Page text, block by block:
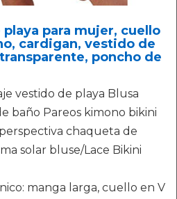
para mujer, cuello
cardigan, vestido de
poncho de
vestido de playa Blusa
baño Pareos kimono bikini
chaqueta de
solar bluse/Lace Bikini
manga larga, cuello en V